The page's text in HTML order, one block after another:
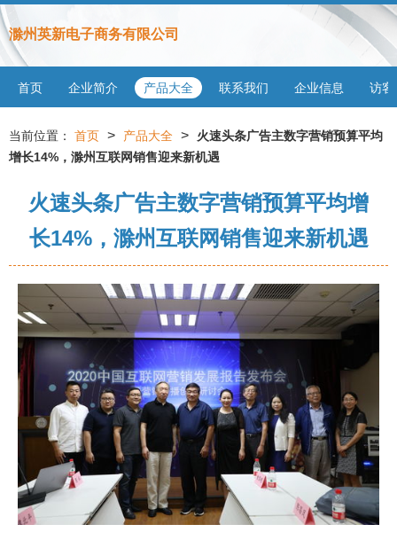
滁州英新电子商务有限公司
首页 企业简介 产品大全 联系我们 企业信息 访客
当前位置： 首页 > 产品大全 >
火速头条广告主数字营销预算平均
增长14%，滁州互联网销售迎来新机遇
火速头条广告主数字营销预算平均增
长14%，滁州互联网销售迎来新机遇